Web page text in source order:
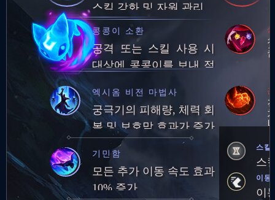
스킬 강화 및 자원 관리
콩콩이 소환
공격 또는 스킬 사용 시
대상에 콩콩이를 보내 적
에게 보호막 생성
엑시옴 비전 마법사
궁극기의 피해량, 체력 회
복 및 보호막 효과가 증가
했습니다.
기민함
모든 추가 이동 속도 효과
10% 증가
스킬
스
이동
이